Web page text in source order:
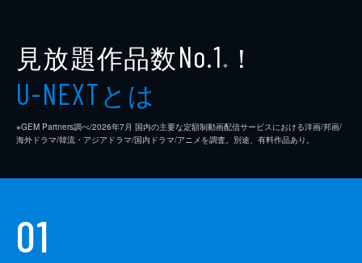
見放題作品数No.1 ※ ！
U-NEXTとは
※GEM Partners調べ/2026年7⽉ 国内の主要な定額制動画配信サービスにおける洋画/邦画/
海外ドラマ/韓流・アジアドラマ/国内ドラマ/アニメを調査。別途、有料作品あり。
01